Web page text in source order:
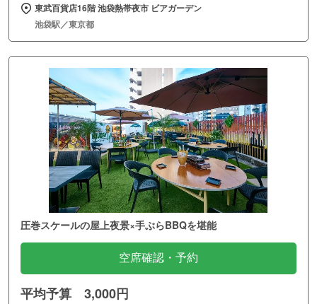
東武百貨店16階 池袋熱帯夜市 ビアガーデン
池袋駅／東京都
圧巻スケールの屋上夜景×手ぶらBBQを堪能
空席確認・予約
平均予算 3,000円